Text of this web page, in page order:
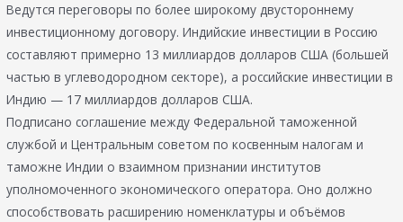
Ведутся переговоры по более широкому двустороннему
инвестиционному договору. Индийские инвестиции в Россию
составляют примерно 13 миллиардов долларов США (большей
частью в углеводородном секторе), а российские инвестиции в
Индию — 17 миллиардов долларов США.
Подписано соглашение между Федеральной таможенной
службой и Центральным советом по косвенным налогам и
таможне Индии о взаимном признании институтов
уполномоченного экономического оператора. Оно должно
способствовать расширению номенклатуры и объёмов